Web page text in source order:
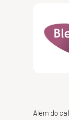
Além do